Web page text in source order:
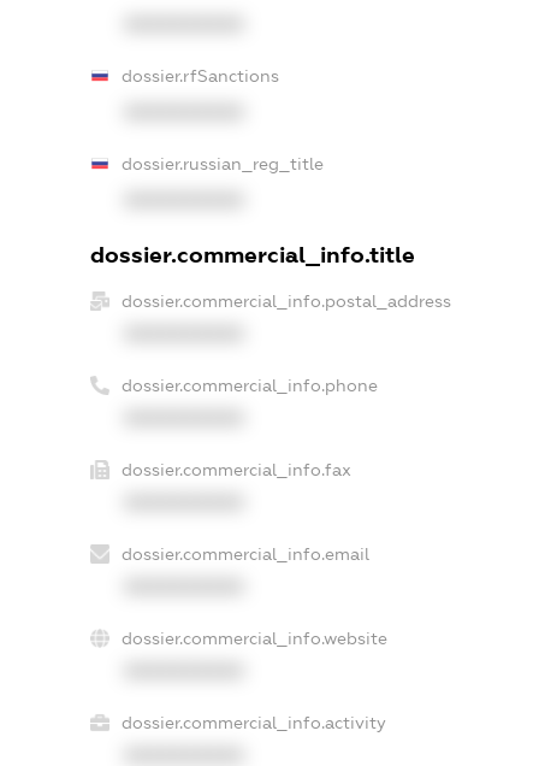
dossier.rfSanctions
dossier.russian_reg_title
dossier.commercial_info.title
dossier.commercial_info.postal_address
dossier.commercial_info.phone
dossier.commercial_info.fax
dossier.commercial_info.email
dossier.commercial_info.website
dossier.commercial_info.activity